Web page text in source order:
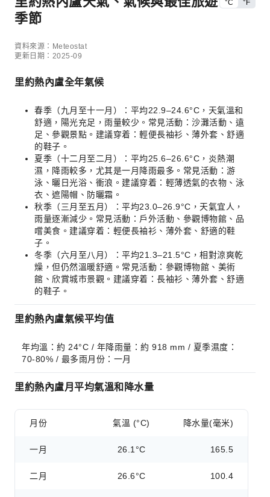
季節
°C °F
資料來源：Meteostat
更新日期：2025-09
里約熱內盧全年氣候
春季（九月至十一月）：平均22.9–24.6°C，天氣溫和
舒適，陽光充足，雨量較少。常見活動：沙灘活動、遠
足、參觀景點。建議穿着：輕便長袖衫、薄外套、舒適
的鞋子。
夏季（十二月至二月）：平均25.6–26.6°C，炎熱潮
濕，降雨較多，尤其是一月降雨最多。常見活動：游
泳、曬日光浴、衝浪。建議穿着：輕薄透氣的衣物、泳
衣、遮陽帽、防曬霜。
秋季（三月至五月）：平均23.0–26.9°C，天氣宜人，
雨量逐漸減少。常見活動：戶外活動、參觀博物館、品
嚐美食。建議穿着：輕便長袖衫、薄外套、舒適的鞋
子。
冬季（六月至八月）：平均21.3–21.5°C，相對涼爽乾
燥，但仍然溫暖舒適。常見活動：參觀博物館、美術
館、欣賞城市景觀。建議穿着：長袖衫、薄外套、舒適
的鞋子。
里約熱內盧氣候平均值
年均溫：約 24°C / 年降雨量：約 918 mm / 夏季濕度：
70-80% / 最多雨月份：一月
里約熱內盧月平均氣溫和降水量
月份 氣溫 (°C) 降水量(毫米)
一月 26.1°C 165.5
二月 26.6°C 100.4